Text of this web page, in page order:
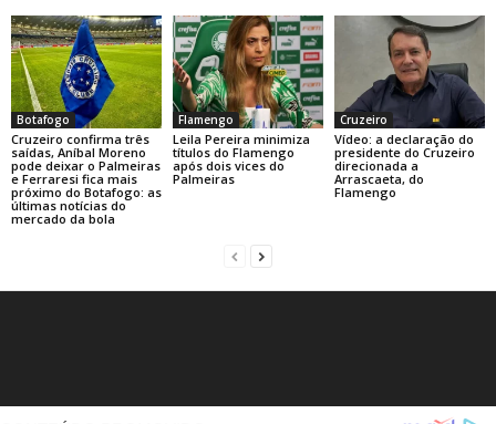
Botafogo
Cruzeiro confirma três
saídas, Aníbal Moreno
pode deixar o Palmeiras
e Ferraresi fica mais
próximo do Botafogo: as
últimas notícias do
mercado da bola
Flamengo
Leila Pereira minimiza
títulos do Flamengo
após dois vices do
Palmeiras
Cruzeiro
Vídeo: a declaração do
presidente do Cruzeiro
direcionada a
Arrascaeta, do
Flamengo